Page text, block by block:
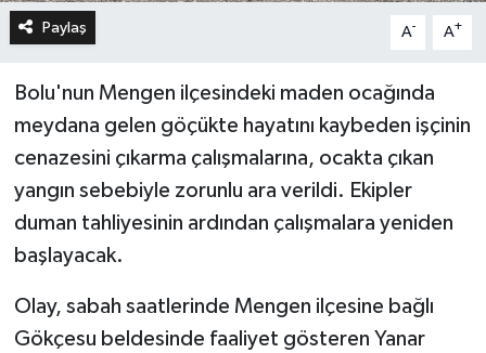
Paylaş A- A+
Bolu'nun Mengen ilçesindeki maden ocağında
meydana gelen göçükte hayatını kaybeden işçinin
cenazesini çıkarma çalışmalarına, ocakta çıkan
yangın sebebiyle zorunlu ara verildi. Ekipler
duman tahliyesinin ardından çalışmalara yeniden
başlayacak.
Olay, sabah saatlerinde Mengen ilçesine bağlı
Gökçesu beldesinde faaliyet gösteren Yanar